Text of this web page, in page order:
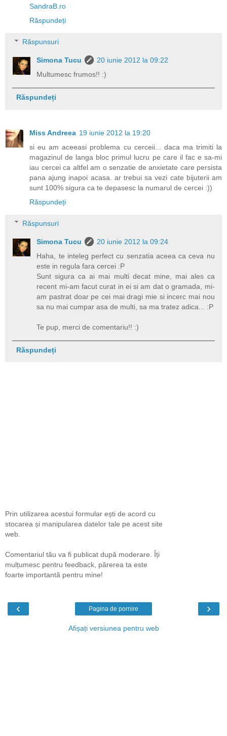
SandraB.ro
Răspundeți
Răspunsuri
Simona Tucu
20 iunie 2012 la 09:22
Multumesc frumos!! :)
Răspundeți
Miss Andreea 19 iunie 2012 la 19:20
si eu am aceeasi problema cu cerceii... daca ma trimiti la
magazinul de langa bloc primul lucru pe care il fac e sa-mi
iau cercei ca altfel am o senzatie de anxietate care persista
pana ajung inapoi acasa. ar trebui sa vezi cate bijuterii am
sunt 100% sigura ca te depasesc la numarul de cercei :))
Răspundeți
Răspunsuri
Simona Tucu
20 iunie 2012 la 09:24
Haha, te inteleg perfect cu senzatia aceea ca ceva nu
este in regula fara cercei :P
Sunt sigura ca ai mai multi decat mine, mai ales ca
recent mi-am facut curat in ei si am dat o gramada, mi-
am pastrat doar pe cei mai dragi mie si incerc mai nou
sa nu mai cumpar asa de multi, sa ma tratez adica... :P
Te pup, merci de comentariu!! :)
Răspundeți
Prin utilizarea acestui formular ești de acord cu
stocarea și manipularea datelor tale pe acest site
web.
Comentariul tău va fi publicat după moderare. Îți
mulțumesc pentru feedback, părerea ta este
foarte importantă pentru mine!
‹ ›
Pagina de pornire
Afișați versiunea pentru web